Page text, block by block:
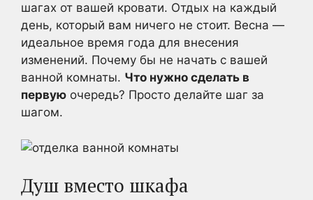
шагах от вашей кровати. Отдых на каждый
день, который вам ничего не стоит. Весна —
идеальное время года для внесения
изменений. Почему бы не начать с вашей
ванной комнаты. Что нужно сделать в
первую очередь? Просто делайте шаг за
шагом.
Душ вместо шкафа